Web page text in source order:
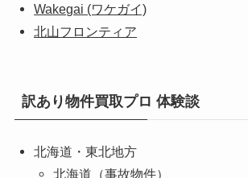
Wakegai (ワケガイ)
北山フロンティア
訳あり物件買取プロ 体験談
北海道・東北地方
北海道（事故物件）